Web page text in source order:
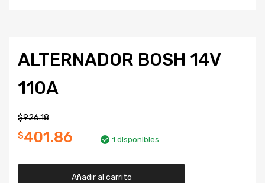
ALTERNADOR BOSH 14V
110A
$926.18
$401.86 1 disponibles
Añadir al carrito